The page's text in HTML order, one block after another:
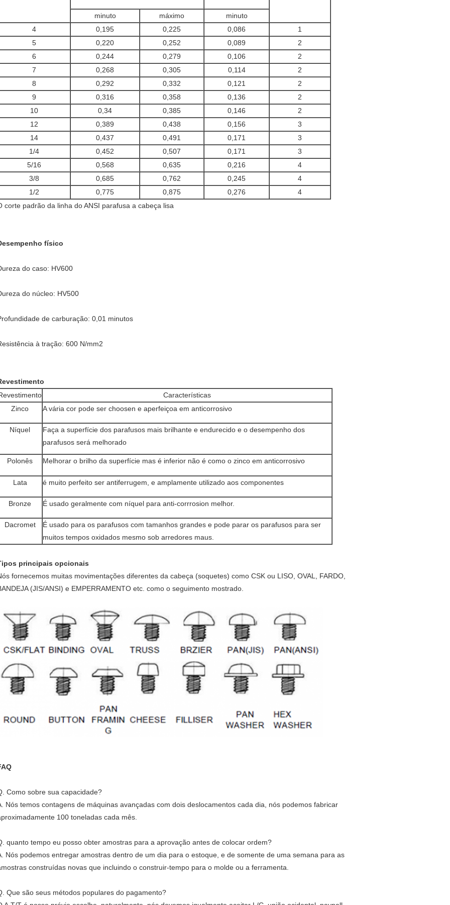
minuto máximo
minuto
4
0,195 0,225 0,086
1
5
0,220 0,252 0,089
2
6
0,244 0,279 0,106
2
7
0,268 0,305 0,114
2
8
0,292 0,332 0,121
2
9
0,316 0,358 0,136
2
10
0,34 0,385 0,146
2
12
0,389 0,438 0,156
3
14
0,437 0,491 0,171
3
1/4
0,452 0,507 0,171
3
5/16
0,568 0,635 0,216
4
3/8
0,685 0,762 0,245
4
1/2
0,775 0,875 0,276
4
corte padrão da linha do ANSI parafusa a cabeça lisa
físico
do caso: HV600
do núcleo: HV500
de carburação: 0,01 minutos
à tração: 600 N/mm2
Características
Zinco
A vária cor pode ser choosen e aperfeiçoa em anticorrosivo
Níquel
Faça a superfície dos parafusos mais brilhante e endurecido e o desempenho dos
parafusos será melhorado
Polonês Melhorar o brilho da superfície mas é inferior não é como o zinco em anticorrosivo
Lata é muito perfeito ser antiferrugem, e amplamente utilizado aos componentes
Bronze É usado geralmente com níquel para anti-corrrosion melhor.
Dacromet
É usado para os parafusos com tamanhos grandes e pode parar os parafusos para ser
muitos tempos oxidados mesmo sob arredores maus.
principais opcionais
fornecemos muitas movimentações diferentes da cabeça (soquetes) como CSK ou LISO, OVAL, FARDO,
(JIS/ANSI) e EMPERRAMENTO etc. como o seguimento mostrado.
Como sobre sua capacidade?
Nós temos contagens de máquinas avançadas com dois deslocamentos cada dia, nós podemos fabricar
100 toneladas cada mês.
quanto tempo eu posso obter amostras para a aprovação antes de colocar ordem?
Nós podemos entregar amostras dentro de um dia para o estoque, e de somente de uma semana para as
construídas novas que incluindo o construir-tempo para o molde ou a ferramenta.
Que são seus métodos populares do pagamento?